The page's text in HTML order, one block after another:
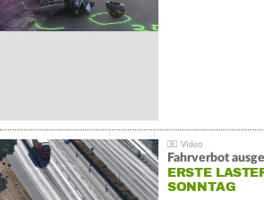
Fahrverbot
ERSTE
SONNTAG